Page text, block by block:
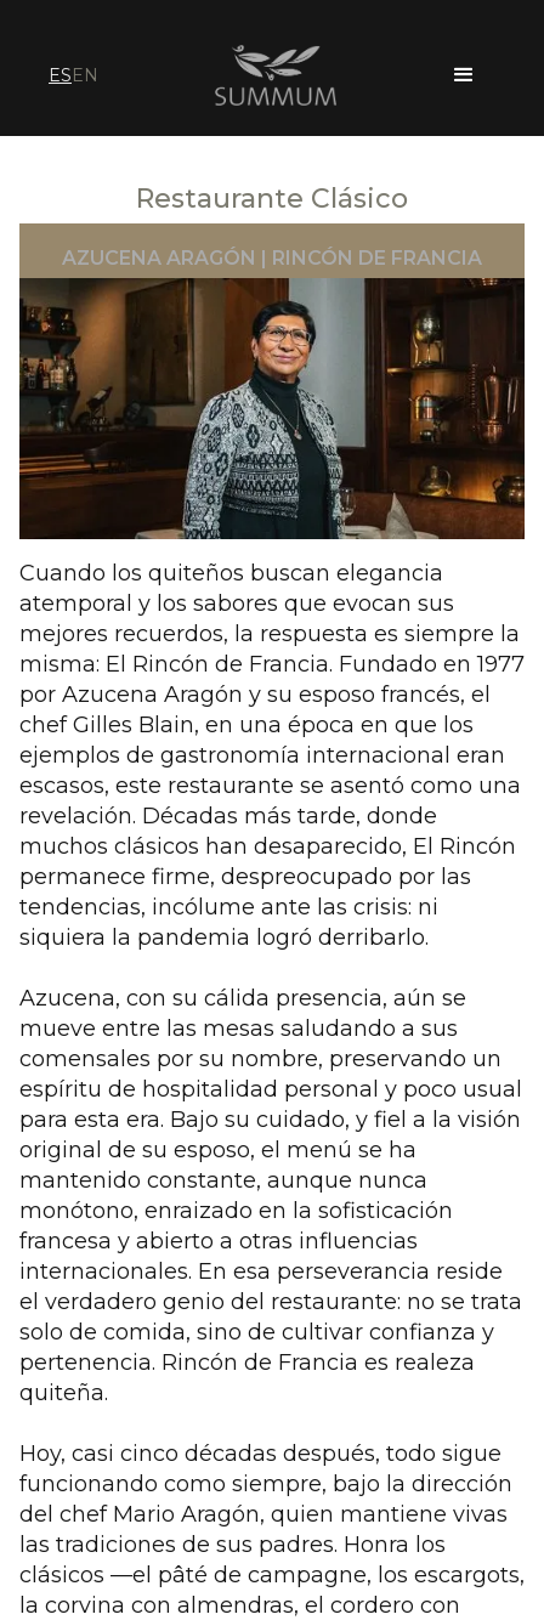
ESEN
Restaurante Clásico
AZUCENA ARAGÓN | RINCÓN DE FRANCIA
Cuando los quiteños buscan elegancia
atemporal y los sabores que evocan sus
mejores recuerdos, la respuesta es siempre la
misma: El Rincón de Francia. Fundado en 1977
por Azucena Aragón y su esposo francés, el
chef Gilles Blain, en una época en que los
ejemplos de gastronomía internacional eran
escasos, este restaurante se asentó como una
revelación. Décadas más tarde, donde
muchos clásicos han desaparecido, El Rincón
permanece firme, despreocupado por las
tendencias, incólume ante las crisis: ni
siquiera la pandemia logró derribarlo.
Azucena, con su cálida presencia, aún se
mueve entre las mesas saludando a sus
comensales por su nombre, preservando un
espíritu de hospitalidad personal y poco usual
para esta era. Bajo su cuidado, y fiel a la visión
original de su esposo, el menú se ha
mantenido constante, aunque nunca
monótono, enraizado en la sofisticación
francesa y abierto a otras influencias
internacionales. En esa perseverancia reside
el verdadero genio del restaurante: no se trata
solo de comida, sino de cultivar confianza y
pertenencia. Rincón de Francia es realeza
quiteña.
Hoy, casi cinco décadas después, todo sigue
funcionando como siempre, bajo la dirección
del chef Mario Aragón, quien mantiene vivas
las tradiciones de sus padres. Honra los
clásicos —el pâté de campagne, los escargots,
la corvina con almendras, el cordero con